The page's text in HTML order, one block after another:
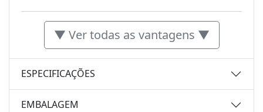
▼ Ver todas as vantagens ▼
ESPECIFICAÇÕES
EMBALAGEM